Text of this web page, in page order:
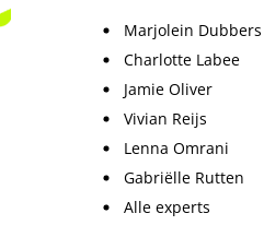
Marjolein Dubbers
Charlotte Labee
Jamie Oliver
Vivian Reijs
Lenna Omrani
Gabriëlle Rutten
Alle experts